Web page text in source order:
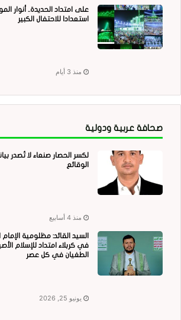
على امتداد الحديدة.. أنوار
استعدادا للاحتفال الكبير
منذ 3 أيام
صحافة عربية ودولية
لكسر الحصار صنعاء لا تُصدر
الوقائع
منذ 4 أسابيع
السيد القائد: مظلومية
في كربلاء امتداد للإسلام
الطغيان في كل عصر
يونيو 25, 2026